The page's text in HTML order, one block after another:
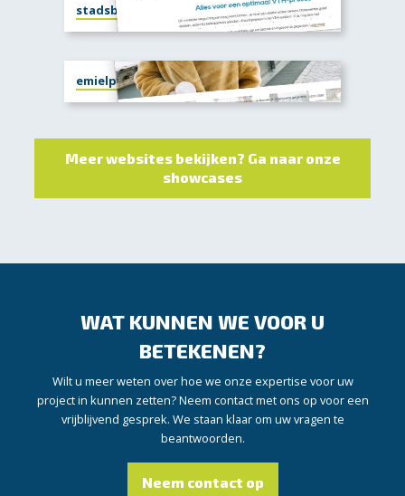
stadsbeheer.com
emielpol.nl
Meer websites bekijken? Ga naar onze
showcases
WAT KUNNEN WE VOOR U
BETEKENEN?
Wilt u meer weten over hoe we onze expertise voor uw
project in kunnen zetten? Neem contact met ons op voor een
vrijblijvend gesprek. We staan klaar om uw vragen te
beantwoorden.
Neem contact op